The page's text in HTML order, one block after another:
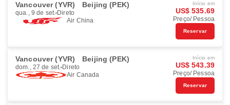
Vancouver (YVR) Beijing (PEK)
qua., 9 de set. Direto
Air China
Início em
US$ 535.69
Preço/ Pessoa
Reservar
Vancouver (YVR) Beijing (PEK)
dom., 27 de set. Direto
Air Canada
Início em
US$ 543.39
Preço/ Pessoa
Reservar